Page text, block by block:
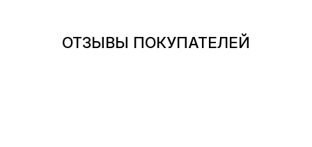
ОТЗЫВЫ ПОКУПАТЕЛЕЙ